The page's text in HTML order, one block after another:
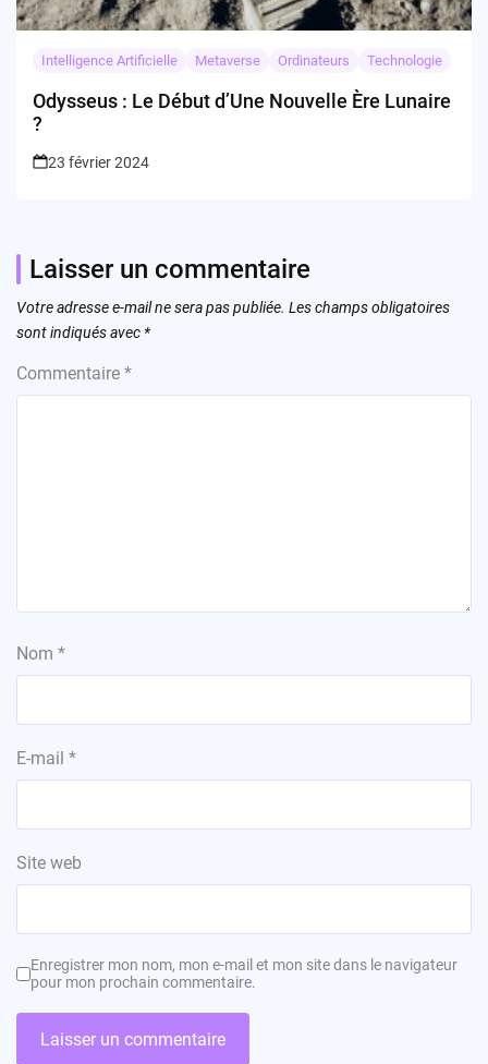
Intelligence Artificielle Metaverse Ordinateurs Technologie
Odysseus : Le Début d’Une Nouvelle Ère Lunaire
?
23 février 2024
Laisser un commentaire
Votre adresse e-mail ne sera pas publiée. Les champs obligatoires
sont indiqués avec *
Commentaire *
Nom *
E-mail *
Site web
Enregistrer mon nom, mon e-mail et mon site dans le navigateur
pour mon prochain commentaire.